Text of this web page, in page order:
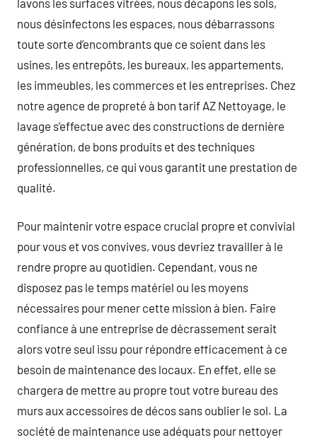
nous désinfectons les espaces, nous débarrassons
toute sorte d’encombrants que ce soient dans les
usines, les entrepôts, les bureaux, les appartements,
les immeubles, les commerces et les entreprises. Chez
notre agence de propreté à bon tarif AZ Nettoyage, le
lavage s’effectue avec des constructions de dernière
génération, de bons produits et des techniques
professionnelles, ce qui vous garantit une prestation de
qualité.
Pour maintenir votre espace crucial propre et convivial
pour vous et vos convives, vous devriez travailler à le
rendre propre au quotidien. Cependant, vous ne
disposez pas le temps matériel ou les moyens
nécessaires pour mener cette mission à bien. Faire
confiance à une entreprise de décrassement serait
alors votre seul issu pour répondre efficacement à ce
besoin de maintenance des locaux. En effet, elle se
chargera de mettre au propre tout votre bureau des
murs aux accessoires de décos sans oublier le sol. La
société de maintenance use adéquats pour nettoyer